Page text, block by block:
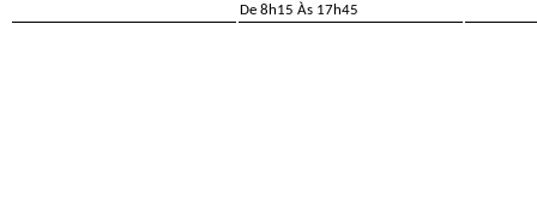
De 8h15 Às 17h45